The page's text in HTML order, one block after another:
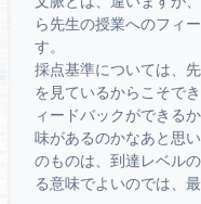
ら先生の授業へのフィ
す。
採点基準については、
を見ているからこそで
ィードバックができる
味があるのかなあと思
のものは、到達レベル
る意味でよいのでは、最